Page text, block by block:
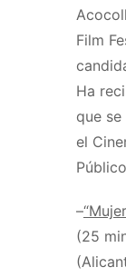
Film
Ha
que
el
–
(25